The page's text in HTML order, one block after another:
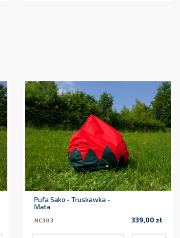
Pufa Sako - Truskawka -
Mała
NC303 339,00 zł